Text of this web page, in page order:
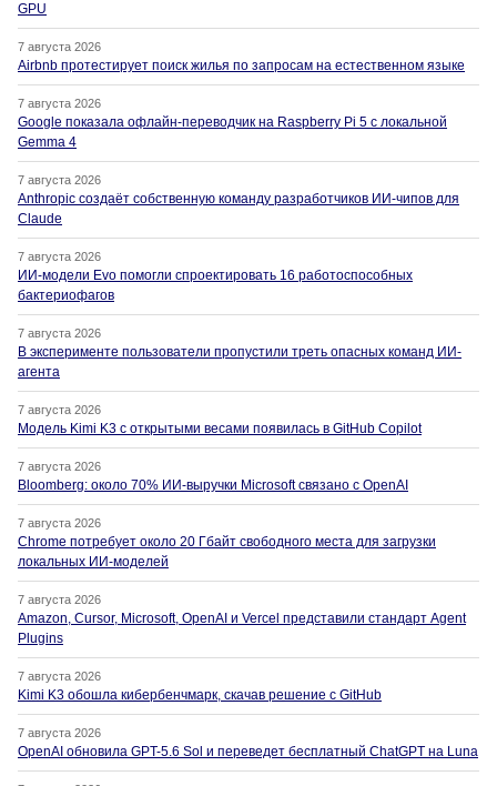
GPU
7 августа 2026
Airbnb протестирует поиск жилья по запросам на естественном языке
7 августа 2026
Google показала офлайн-переводчик на Raspberry Pi 5 с локальной
Gemma 4
7 августа 2026
Anthropic создаёт собственную команду разработчиков ИИ-чипов для
Claude
7 августа 2026
ИИ-модели Evo помогли спроектировать 16 работоспособных
бактериофагов
7 августа 2026
В эксперименте пользователи пропустили треть опасных команд ИИ-
агента
7 августа 2026
Модель Kimi K3 с открытыми весами появилась в GitHub Copilot
7 августа 2026
Bloomberg: около 70% ИИ-выручки Microsoft связано с OpenAI
7 августа 2026
Chrome потребует около 20 Гбайт свободного места для загрузки
локальных ИИ-моделей
7 августа 2026
Amazon, Cursor, Microsoft, OpenAI и Vercel представили стандарт Agent
Plugins
7 августа 2026
Kimi K3 обошла кибербенчмарк, скачав решение с GitHub
7 августа 2026
OpenAI обновила GPT-5.6 Sol и переведет бесплатный ChatGPT на Luna